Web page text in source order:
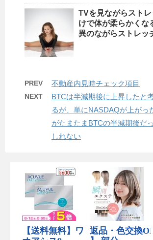
TVを見ながらスト
けで体が柔らかくな
異のながらストレッ
PREV 不動産内見時チェック項目
NEXT
BTCは半減期後に上昇したと
るが、単にNASDAQが上がっ
がたまたまBTCの半減期後だ
しれない